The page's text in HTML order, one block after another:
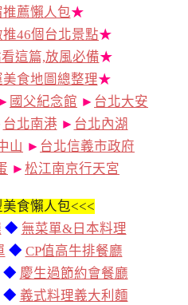
薦懶人包★
46個台北景點★
這篇,放風必備★
食地圖總整理★
國父紀念館 ► 台北大安
台北南港 ► 台北內湖
山 ► 台北信義市政府
► 松江南京行天宮
食懶人包<<<
◆ 無菜單&日本料理
◆ CP值高牛排餐廳
◆ 慶生過節約會餐廳
◆ 義式料理義大利麵